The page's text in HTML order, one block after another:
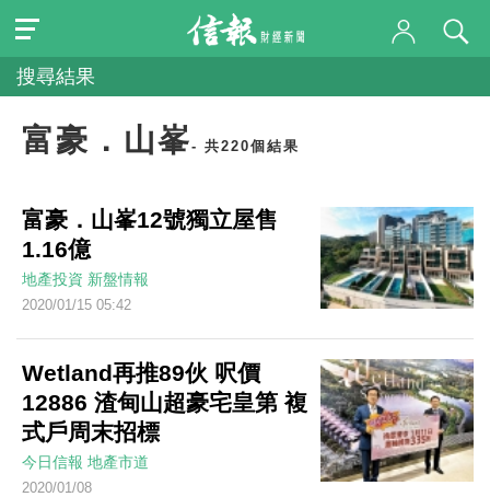
搜尋結果
富豪．山峯- 共220個結果
富豪．山峯12號獨立屋售
1.16億
地產投資 新盤情報
2020/01/15 05:42
Wetland再推89伙 呎價
12886 渣甸山超豪宅皇第 複
式戶周末招標
今日信報 地產市道
2020/01/08